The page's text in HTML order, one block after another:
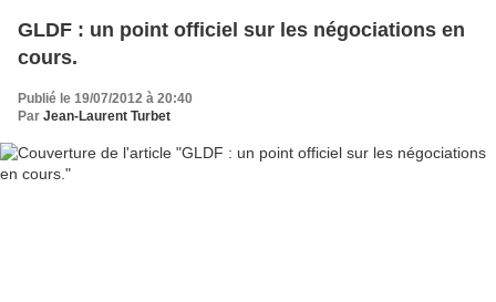
GLDF : un point officiel sur les négociations en
cours.
Publié le 19/07/2012 à 20:40
Par Jean-Laurent Turbet